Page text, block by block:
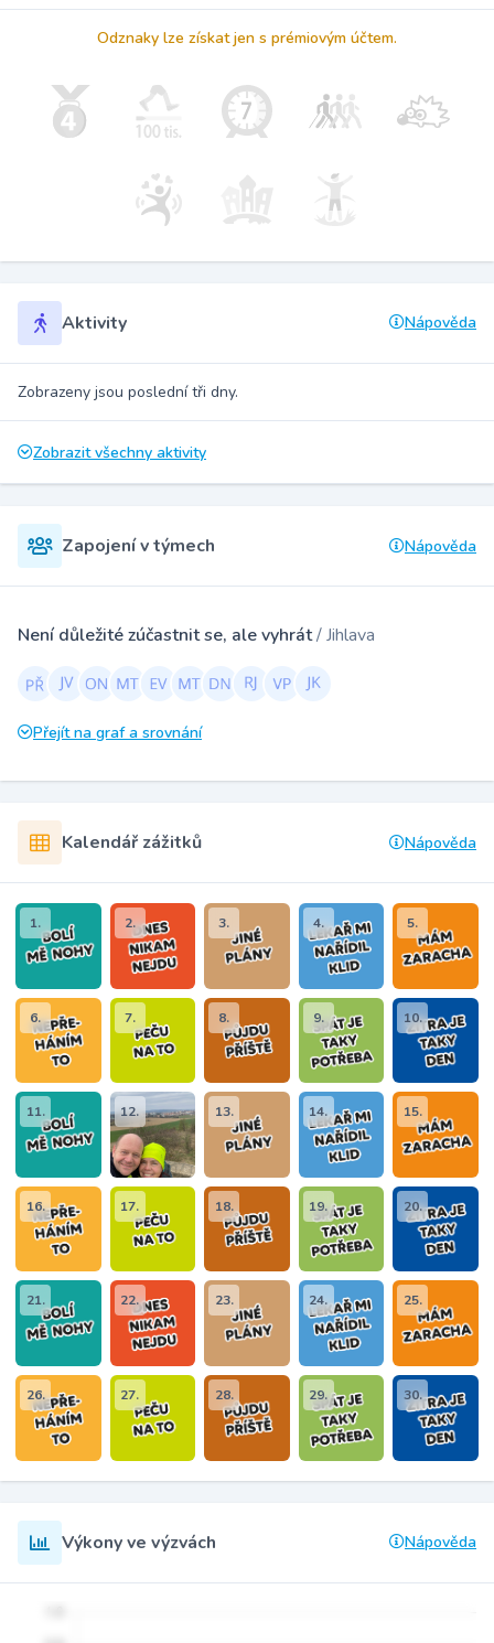
Odznaky lze získat jen s prémiovým účtem.
Aktivity Nápověda
Zobrazeny jsou poslední tři dny.
Zobrazit všechny aktivity
Zapojení v týmech Nápověda
Není důležité zúčastnit se, ale vyhrát/ Jihlava
Přejít na graf a srovnání
Kalendář zážitků Nápověda
1. 2. 3. 4. 5.
6. 7. 8. 9. 10.
11. 12. 13. 14. 15.
16. 17. 18. 19. 20.
21. 22. 23. 24. 25.
26. 27. 28. 29. 30.
Výkony ve výzvách Nápověda